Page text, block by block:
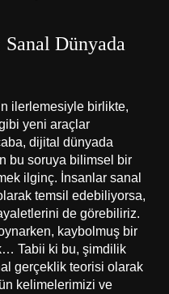
Dünyada
ilerlemesiyle birlikte,
yeni araçlar
dijital dünyada
bu soruya bilimsel bir
ilginç. İnsanlar sanal
temsil edebiliyorsa,
de görebiliriz.
kaybolmuş bir
Tabii ki bu, şimdilik
gerçeklik teorisi olarak
kelimelerimizi ve